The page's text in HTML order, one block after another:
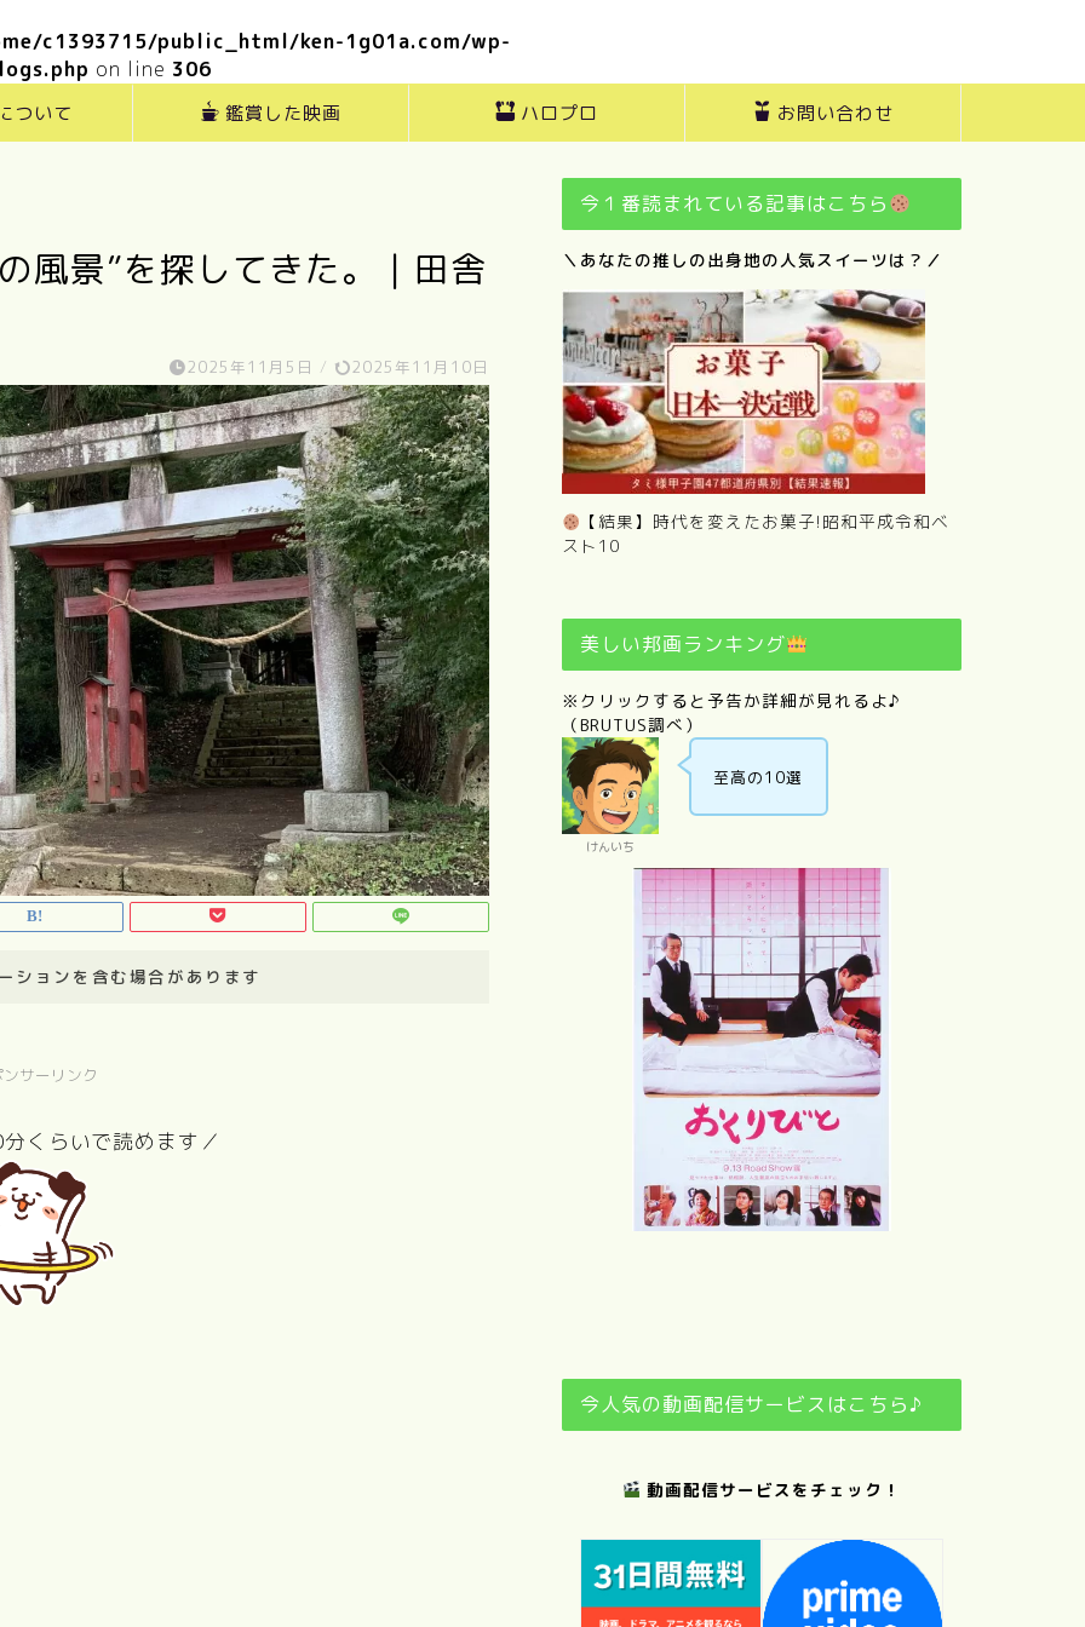
c1393715/public_html/ken-1g01a.com/wp-
on line 306
ついて 鑑賞した映画 ハロプロ お問い合わせ
風景”を探してきた。｜田舎
2025年11月5日 / 2025年11月10日
ションを含む場合があります
サーリンク
くらいで読めます／
今１番読まれている記事はこちら
＼あなたの推しの出身地の人気スイーツは？／
【結果】時代を変えたお菓子!昭和平成令和ベ
スト10
美しい邦画ランキング
※クリックすると予告か詳細が見れるよ♪
（BRUTUS調べ）
けんいち
至高の10選
今人気の動画配信サービスはこちら♪
動画配信サービスをチェック！